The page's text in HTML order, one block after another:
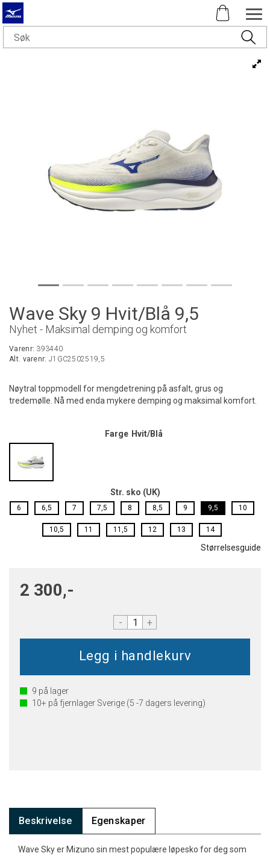
Wave Sky 9 Hvit/Blå 9,5
Nyhet - Maksimal demping og komfort
Varenr: 393440
Alt. varenr: J1GC2502519,5
Nøytral toppmodell for mengdetrening på asfalt, grus og
tredemølle. Nå med enda mykere demping og maksimal komfort.
Farge Hvit/Blå
Str. sko (UK)
6 6,5 7 7,5 8 8,5 9 9,5 10
10,5 11 11,5 12 13 14
Størrelsesguide
2 300,-
- +
9 på lager
10+ på fjernlager Sverige (5 -7 dagers levering)
Beskrivelse Egenskaper
Wave Sky er Mizuno sin mest populære løpesko for deg som